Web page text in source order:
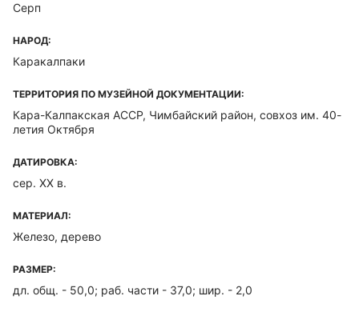
Серп
НАРОД:
Каракалпаки
ТЕРРИТОРИЯ ПО МУЗЕЙНОЙ ДОКУМЕНТАЦИИ:
Кара-Калпакская ACCP, Чимбайский район, совхоз им. 40-
летия Октября
ДАТИРОВКА:
сер. XX в.
МАТЕРИАЛ:
Железо, дерево
РАЗМЕР:
дл. общ. - 50,0; раб. части - 37,0; шир. - 2,0